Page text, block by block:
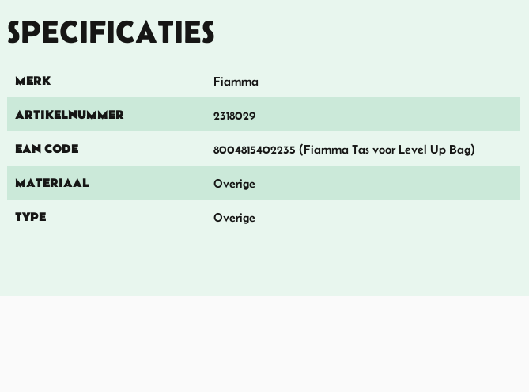
SPECIFICATIES
MERK Fiamma
ARTIKELNUMMER 2318029
EAN CODE 8004815402235 (Fiamma Tas voor Level Up Bag)
MATERIAAL Overige
TYPE Overige